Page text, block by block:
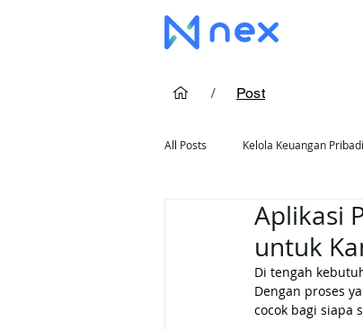
/ Post
All Posts Kelola Keuangan Pribadi
Cara Pakai Kartu Kredit
Aplikasi
untuk
Di tengah
Dengan proses
cocok bagi siapa